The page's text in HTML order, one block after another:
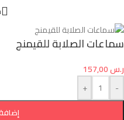
سماعات الصلابة للقيمنج
ر.س
-
+